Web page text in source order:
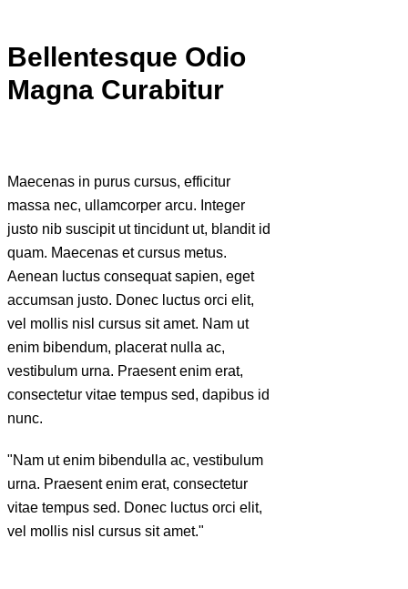
Bellentesque Odio
Magna Curabitur
Maecenas in purus cursus, efficitur
massa nec, ullamcorper arcu. Integer
justo nib suscipit ut tincidunt ut, blandit id
quam. Maecenas et cursus metus.
Aenean luctus consequat sapien, eget
accumsan justo. Donec luctus orci elit,
vel mollis nisl cursus sit amet. Nam ut
enim bibendum, placerat nulla ac,
vestibulum urna. Praesent enim erat,
consectetur vitae tempus sed, dapibus id
nunc.
"Nam ut enim bibendulla ac, vestibulum
urna. Praesent enim erat, consectetur
vitae tempus sed. Donec luctus orci elit,
vel mollis nisl cursus sit amet."